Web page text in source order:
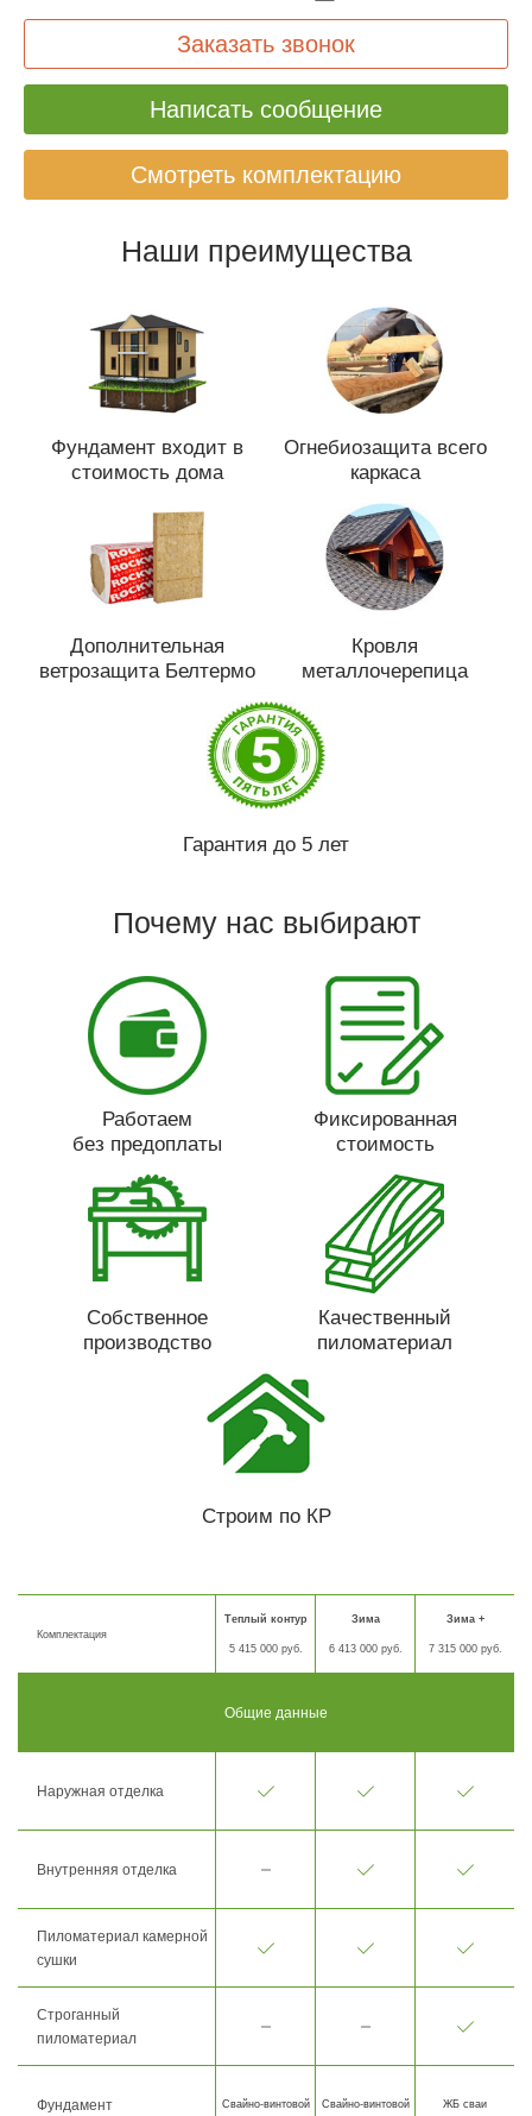
Заказать звонок
Написать сообщение
Смотреть комплектацию
Наши преимущества
Фундамент входит в
стоимость дома
Огнебиозащита всего
каркаса
Дополнительная
ветрозащита Белтермо
Кровля
металлочерепица
Гарантия до 5 лет
Почему нас выбирают
Работаем
без предоплаты
Фиксированная
стоимость
Собственное
производство
Качественный
пиломатериал
Строим по КР
Комплектация
Теплый контур
5 415 000 руб.
Зима
6 413 000 руб.
Зима +
7 315 000 руб.
Общие данные
Наружная отделка
Внутренняя отделка
Пиломатериал камерной
сушки
Строганный
пиломатериал
Фундамент Свайно-винтовой Свайно-винтовой ЖБ сваи